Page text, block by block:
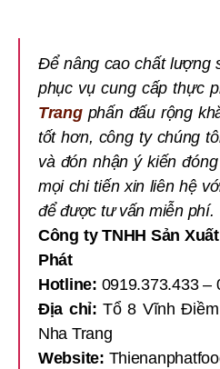
Để nâng cao chất lượng
phục vụ cung cấp thực
Trangphấn đấu rộng
tốt hơn, công ty chúng
và đón nhận ý kiến
mọi chi tiến xin liên hệ
để được tư vấn miễn phí.
Công ty TNHH Sản
Phát
Hotline: 0919.373.433 –
Địa chỉ: Tổ 8 Vĩnh
Nha Trang
Website: